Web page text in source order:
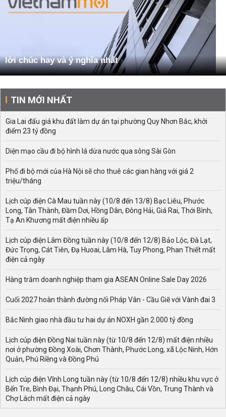
lời chúc hay và ý nghĩa nhất
TIN MỚI NHẤT
Gia Lai đấu giá khu đất làm dự án tại phường Quy Nhơn Bắc, khởi
điểm 23 tỷ đồng
Diện mạo cầu đi bộ hình lá dừa nước qua sông Sài Gòn
Phố đi bộ mới của Hà Nội sẽ cho thuê các gian hàng với giá 2
triệu/tháng
Lịch cúp điện Cà Mau tuần này (10/8 đến 13/8) Bạc Liêu, Phước
Long, Tân Thành, Đầm Dơi, Hồng Dân, Đông Hải, Giá Rai, Thới Bình,
Tạ An Khương mất điện nhiều ấp
Lịch cúp điện Lâm Đồng tuần này (10/8 đến 12/8) Bảo Lộc, Đà Lạt,
Đức Trọng, Cát Tiên, Đạ Huoai, Lâm Hà, Tuy Phong, Phan Thiết mất
điện cả ngày
Hàng trăm doanh nghiệp tham gia ASEAN Online Sale Day 2026
Cuối 2027 hoàn thành đường nối Pháp Vân - Cầu Giẽ với Vành đai 3
Bắc Ninh giao nhà đầu tư hai dự án NOXH gần 2.000 tỷ đồng
Lịch cúp điện Đồng Nai tuần này (từ 10/8 đến 12/8) mất điện nhiều
nơi ở phường Đồng Xoài, Chơn Thành, Phước Long, xã Lộc Ninh, Hớn
Quản, Phú Riềng và Đồng Phú
Lịch cúp điện Vĩnh Long tuần này (từ 10/8 đến 12/8) nhiều khu vực ở
Bến Tre, Bình Đại, Thạnh Phú, Long Châu, Cái Vồn, Trung Thành và
Chợ Lách mất điện cả ngày